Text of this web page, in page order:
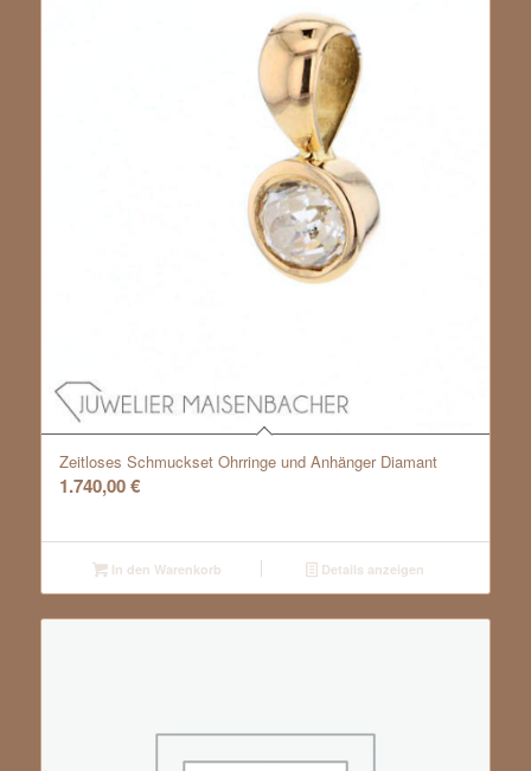
Zeitloses Schmuckset Ohrringe und Anhänger Diamant
1.740,00€
In den Warenkorb Details anzeigen